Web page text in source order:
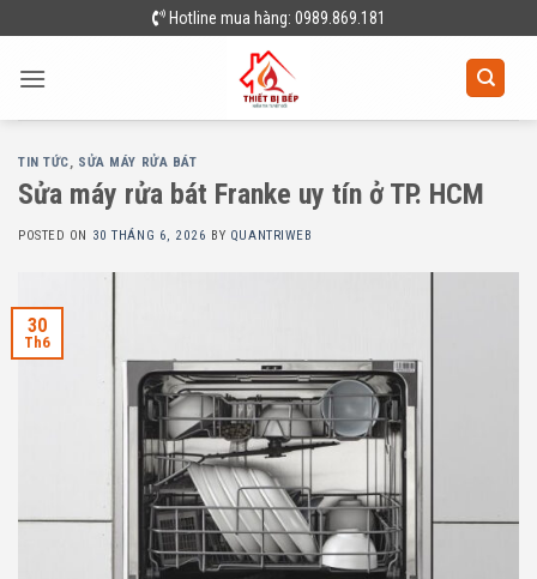
to
content
Hotline mua hàng: 0989.869.181
TIN TỨC, SỬA MÁY RỬA BÁT
Sửa máy rửa bát Franke uy tín ở TP. HCM
POSTED ON 30 THÁNG 6, 2026 BY QUANTRIWEB
30
Th6